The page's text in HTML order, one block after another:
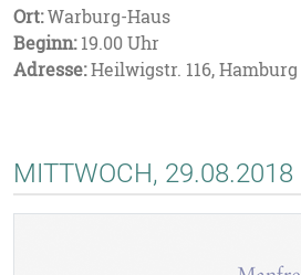
Ort:Warburg-Haus
Beginn:19.00 Uhr
Adresse:Heilwigstr. 116, Hamburg
MITTWOCH, 29.08.2018